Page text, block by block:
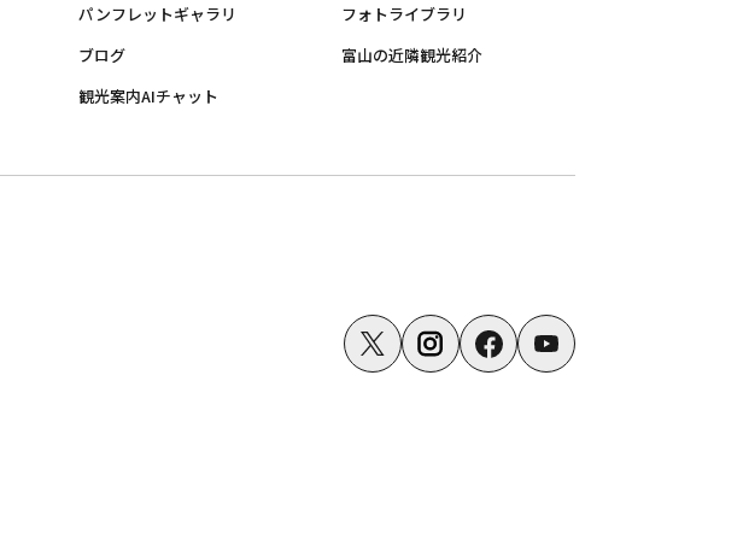
パンフレットギャラリ
フォトライブラリ
ブログ
富山の近隣観光紹介
観光案内AIチャット